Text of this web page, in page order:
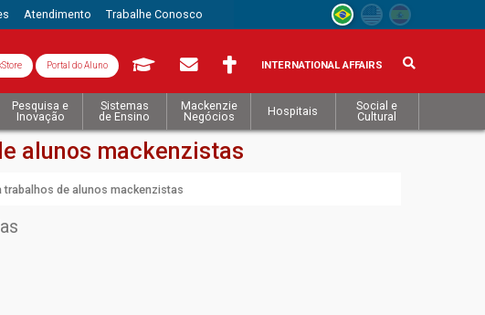
Atendimento Trabalhe Conosco
Portal do Aluno INTERNATIONAL AFFAIRS
Pesquisa e
Inovação
Sistemas
de Ensino
Mackenzie
Negócios
Hospitais
Social e
Cultural
alunos mackenzistas
trabalhos de alunos mackenzistas